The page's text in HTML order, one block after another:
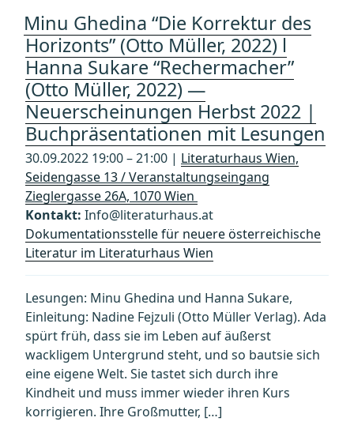
Minu Ghedina “Die Korrektur des
Horizonts” (Otto Müller, 2022) l
Hanna Sukare “Rechermacher”
(Otto Müller, 2022) —
Neuerscheinungen Herbst 2022 |
Buchpräsentationen mit Lesungen
30.09.2022 19:00 – 21:00 | Literaturhaus Wien,
Seidengasse 13 / Veranstaltungseingang
Zieglergasse 26A, 1070 Wien
Kontakt: Info@literaturhaus.at
Dokumentationsstelle für neuere österreichische
Literatur im Literaturhaus Wien
Lesungen: Minu Ghedina und Hanna Sukare,
Einleitung: Nadine Fejzuli (Otto Müller Verlag). Ada
spürt früh, dass sie im Leben auf äußerst
wackligem Untergrund steht, und so bautsie sich
eine eigene Welt. Sie tastet sich durch ihre
Kindheit und muss immer wieder ihren Kurs
korrigieren. Ihre Großmutter, […]